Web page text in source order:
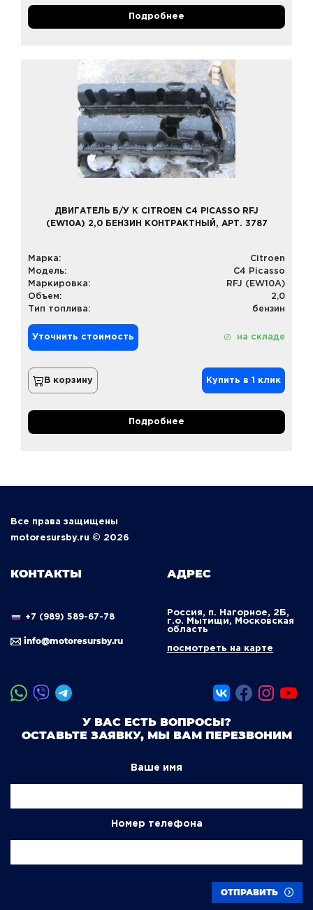
Подробнее
ДВИГАТЕЛЬ Б/У К CITROEN C4 PICASSO RFJ
(EW10A) 2,0 БЕНЗИН КОНТРАКТНЫЙ, АРТ. 3787
Марка:
Citroen
Модель:
C4 Picasso
Маркировка:
RFJ (EW10A)
Объем:
2,0
Тип топлива:
бензин
Уточнить стоимость на складе
В корзину Купить в 1 клик
Подробнее
Все права защищены
motoresursby.ru © 2026
КОНТАКТЫ
+7 (989) 589-67-78
info@motoresursby.ru
АДРЕС
Россия, п. Нагорное, 2Б,
г.о. Мытищи, Московская
область
посмотреть на карте
У ВАС ЕСТЬ ВОПРОСЫ?
ОСТАВЬТЕ ЗАЯВКУ, МЫ ВАМ ПЕРЕЗВОНИМ
Ваше имя
Номер телефона
ОТПРАВИТЬ